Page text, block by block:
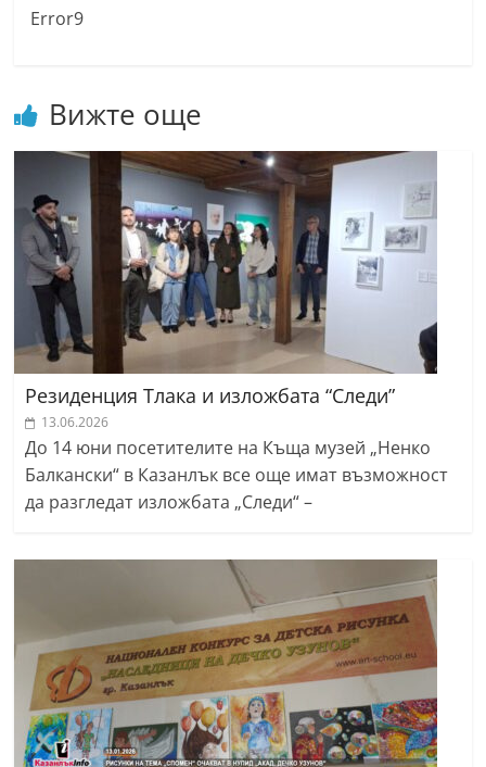
Error9
Вижте още
Резиденция Тлака и изложбата “Следи”
13.06.2026
До 14 юни посетителите на Къща музей „Ненко
Балкански“ в Казанлък все още имат възможност
да разгледат изложбата „Следи“ –